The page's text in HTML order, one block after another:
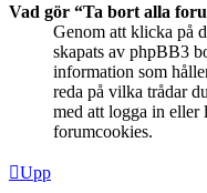
Vad gör “Ta bort alla
Genom att klicka på
skapats av phpBB3
information som
reda på vilka trådar
med att logga in eller
forumcookies.
Upp